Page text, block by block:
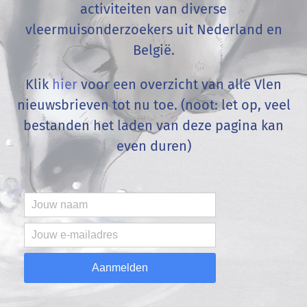
activiteiten van diverse
vleermuisonderzoekers uit Nederland en
België.
Klik hier voor een overzicht van alle Vlen
nieuwsbrieven tot nu toe. (noot: let op, veel
bestanden het laden van deze pagina kan
even duren)
Aanmelden